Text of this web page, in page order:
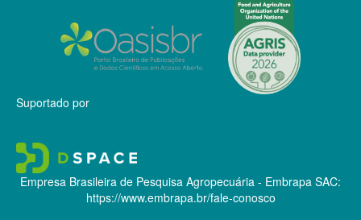
Suportado por
Empresa Brasileira de Pesquisa Agropecuária - Embrapa SAC:
https://www.embrapa.br/fale-conosco